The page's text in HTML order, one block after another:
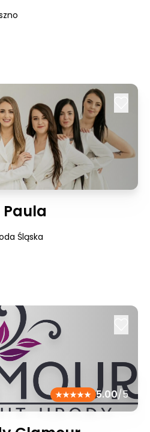
Śląska
5.00/5